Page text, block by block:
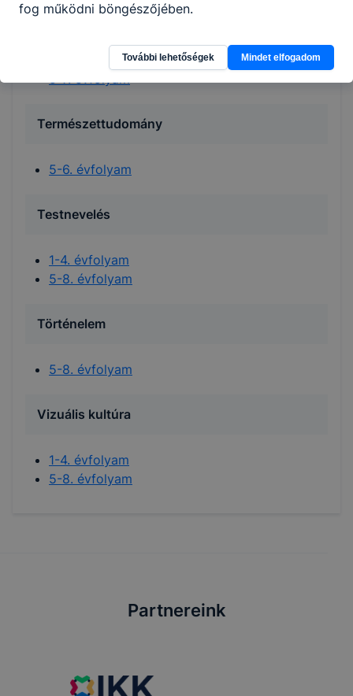
Technika és tervezés
1-4. évfolyam
Természettudomány
5-6. évfolyam
Testnevelés
1-4. évfolyam
5-8. évfolyam
Történelem
5-8. évfolyam
Vizuális kultúra
1-4. évfolyam
5-8. évfolyam
Partnereink
fog működni böngészőjében.
További lehetőségek Mindet elfogadom